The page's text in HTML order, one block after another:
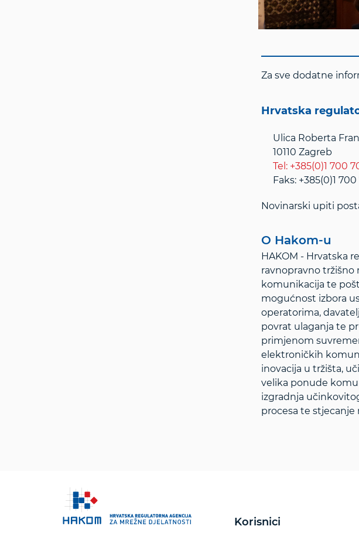
Za sve dodatne
Hrvatska
Ulica Roberta
10110 Zagreb
Tel: +385(0)1 700
Faks: +385(0)1
Novinarski upiti
O Hakom-u
HAKOM - Hrvatska
ravnopravno tržišno
komunikacija te
mogućnost izbora
operatorima,
povrat ulaganja te
primjenom
elektroničkih
inovacija u tržišta,
velika ponude
izgradnja
procesa te
Korisnici